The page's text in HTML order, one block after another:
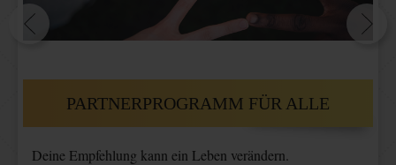
PARTNERPROGRAMM FÜR ALLE
Deine Empfehlung kann ein Leben verändern.
AKTUELLE PRÄSENZSEMINARE